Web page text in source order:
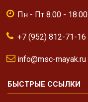
Пн - Пт 8.00 - 18.00
+7 (952) 812-71-16
info@msc-mayak.ru
БЫСТРЫЕ ССЫЛКИ